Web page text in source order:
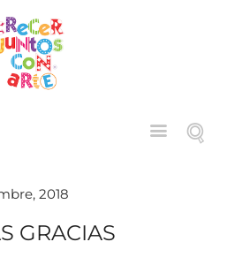
2018
GRACIAS